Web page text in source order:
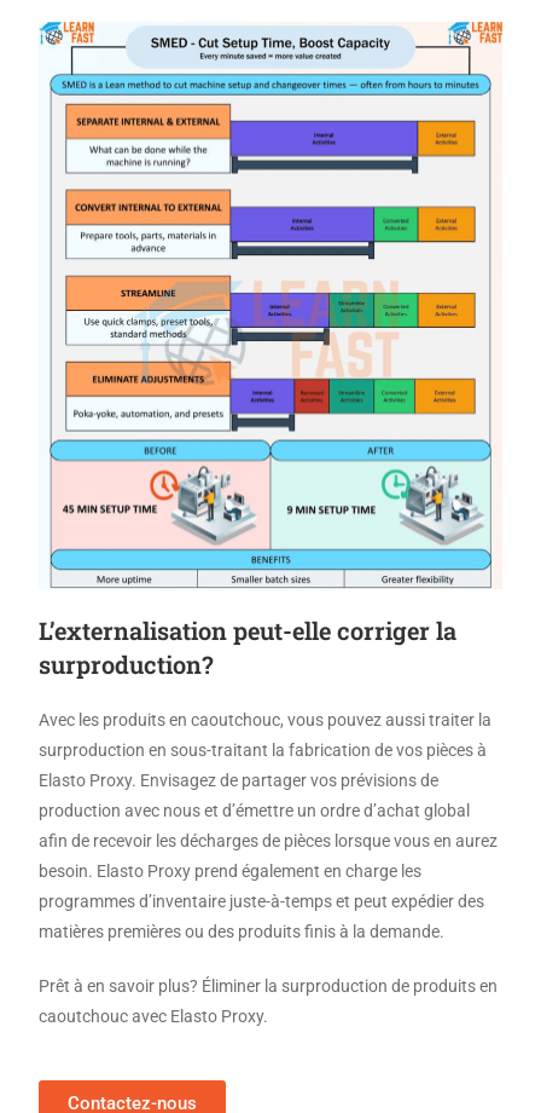
L’externalisation peut-elle corriger la
surproduction?
Avec les produits en caoutchouc, vous pouvez aussi traiter la
surproduction en sous-traitant la fabrication de vos pièces à
Elasto Proxy. Envisagez de partager vos prévisions de
production avec nous et d’émettre un ordre d’achat global
afin de recevoir les décharges de pièces lorsque vous en aurez
besoin. Elasto Proxy prend également en charge les
programmes d’inventaire juste-à-temps et peut expédier des
matières premières ou des produits finis à la demande.
Prêt à en savoir plus? Éliminer la surproduction de produits en
caoutchouc avec Elasto Proxy.
Contactez-nous